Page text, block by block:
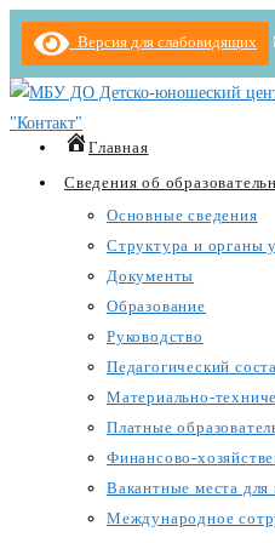
Перейти
содержимому
Версия для слабовидящих
Главная
Сведения об
Основные сведения
Структура и органы
Документы
Образование
Руководство
Педагогический
Материально-
Платные
Финансово-
Вакантные места
Международное